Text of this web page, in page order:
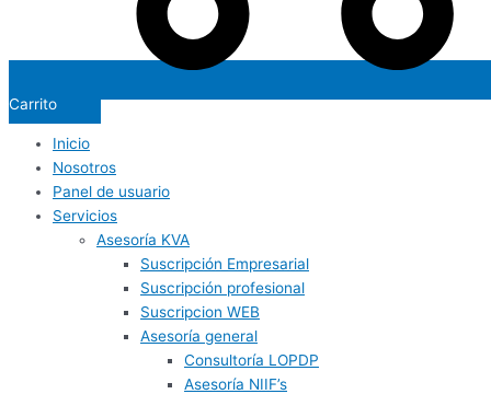
Carrito
Inicio
Nosotros
Panel de usuario
Servicios
Asesoría KVA
Suscripción Empresarial
Suscripción profesional
Suscripcion WEB
Asesoría general
Consultoría LOPDP
Asesoría NIIF’s